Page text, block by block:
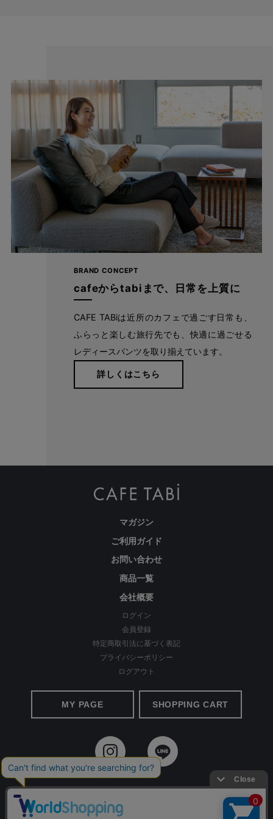
BRAND CONCEPT
cafeからtabiまで、日常を上質に
CAFE TABiは近所のカフェで過ごす日常も、
ふらっと楽しむ旅行先でも、快適に過ごせる
レディースパンツを取り揃えています。
詳しくはこちら
マガジン
ご利用ガイド
お問い合わせ
商品一覧
会社概要
ログイン
会員登録
特定商取引法に基づく表記
プライバシーポリシー
ログアウト
MY PAGE SHOPPING CART
©2020 Apparel Ai All Rights reserved.